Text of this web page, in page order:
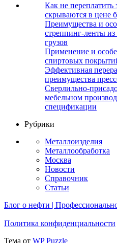
Как не переплатить
скрываются в цене
Преимущества и
стреппинг-ленты
грузов
Применение и
спиртовых
Эффективная
преимущества
Сверлильно-
мебельном
спецификации
Рубрики
Металлоизделия
Металлообработка
Москва
Новости
Справочник
Статьи
Блог о нефти |
Политика конфиденциальности
Тема от WP Puzzle